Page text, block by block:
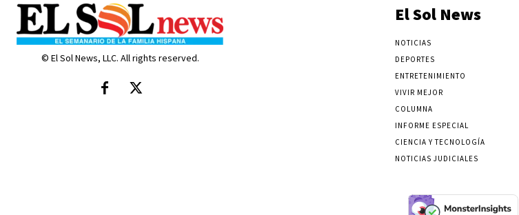
© El Sol News, LLC. All rights reserved.
El Sol News
NOTICIAS
DEPORTES
ENTRETENIMIENTO
VIVIR MEJOR
COLUMNA
INFORME ESPECIAL
CIENCIA Y TECNOLOGÍA
NOTICIAS JUDICIALES